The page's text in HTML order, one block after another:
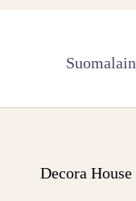
Decora